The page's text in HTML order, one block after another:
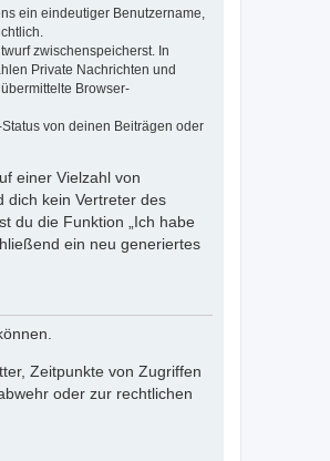
ein eindeutiger Benutzername,
zwischenspeicherst. In
Private Nachrichten und
Browser-
von deinen Beiträgen oder
einer Vielzahl von
dich kein Vertreter des
du die Funktion „Ich habe
ein neu generiertes
Zeitpunkte von Zugriffen
oder zur rechtlichen